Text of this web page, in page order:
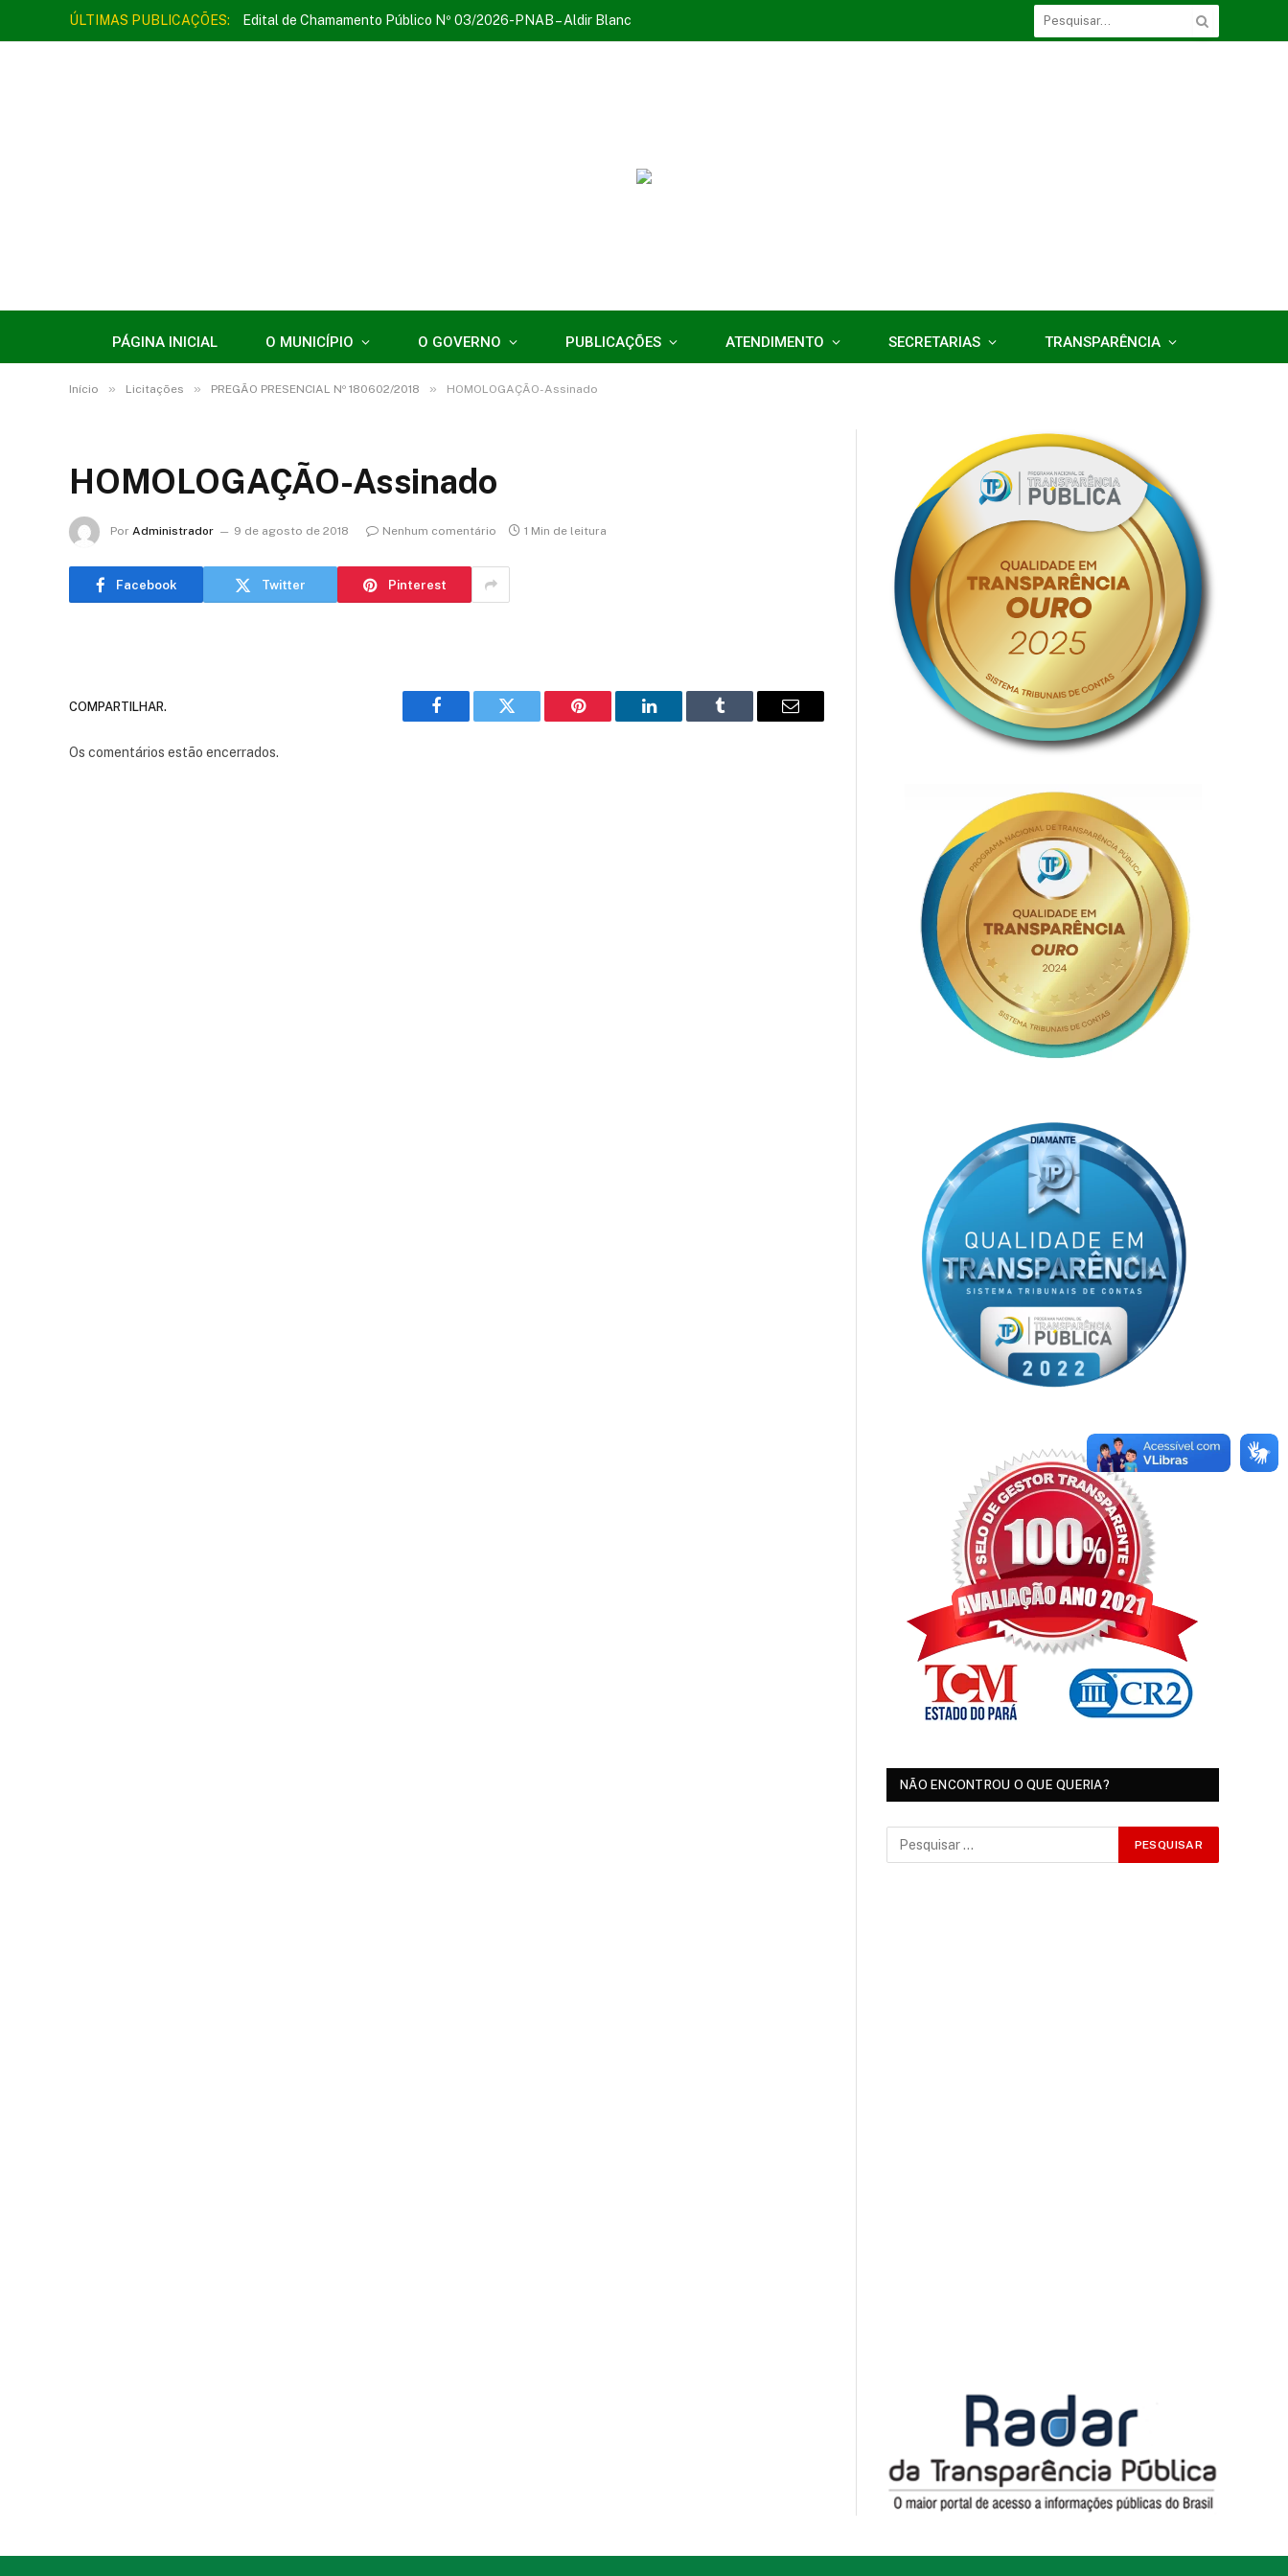
ÚLTIMAS PUBLICAÇÕES: Edital de Chamamento Público Nº 03/2026-PNAB – Aldir Blanc
PÁGINA INICIAL O MUNICÍPIO O GOVERNO PUBLICAÇÕES ATENDIMENTO SECRETARIAS TRANSPARÊNCIA
Início » Licitações » PREGÃO PRESENCIAL Nº 180602/2018 » HOMOLOGAÇÃO-Assinado
HOMOLOGAÇÃO-Assinado
Por Administrador 9 de agosto de 2018 Nenhum comentário 1 Min de leitura
Facebook Twitter Pinterest
COMPARTILHAR.
Facebook Twitter Pinterest LinkedIn Tumblr
E-
Os comentários estão encerrados.
NÃO ENCONTROU O QUE QUERIA?